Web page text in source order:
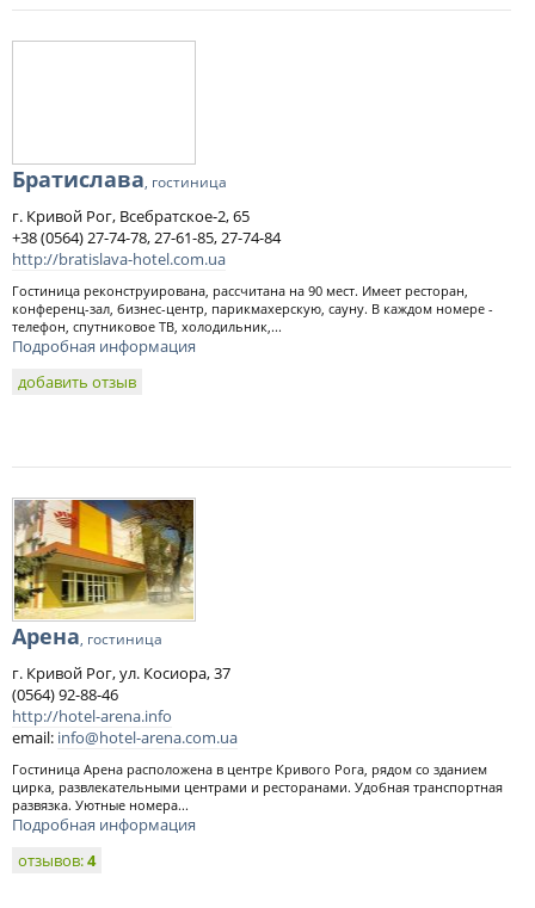
Братислава, гостиница
г. Кривой Рог, Всебратское-2, 65
+38 (0564) 27-74-78, 27-61-85, 27-74-84
http://bratislava-hotel.com.ua
Гостиница реконструирована, рассчитана на 90 мест. Имеет ресторан,
конференц-зал, бизнес-центр, парикмахерскую, сауну. В каждом номере -
телефон, спутниковое ТВ, холодильник,...
Подробная информация
добавить отзыв
Арена, гостиница
г. Кривой Рог, ул. Косиора, 37
(0564) 92-88-46
http://hotel-arena.info
email: info@hotel-arena.com.ua
Гостиница Арена расположена в центре Кривого Рога, рядом со зданием
цирка, развлекательными центрами и ресторанами. Удобная транспортная
развязка. Уютные номера...
Подробная информация
отзывов:4